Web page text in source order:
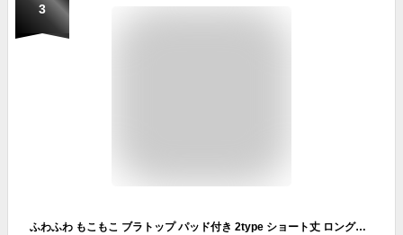
3
ふわふわ もこもこ ブラトップ パッド付き 2type ショート丈 ロング丈 ブラ ナイトブラ 夜 快適 ノンワイヤー Uネック レディース 温活 タンクトップ ヨガ ジム ルームウェア インナー シンプル 秋冬 韓国ファッション